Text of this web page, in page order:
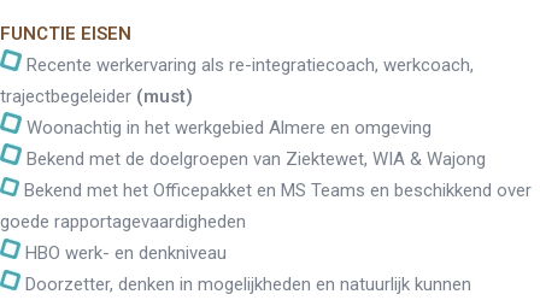
FUNCTIE EISEN
Recente werkervaring als re-integratiecoach, werkcoach,
trajectbegeleider (must)
Woonachtig in het werkgebied Almere en omgeving
Bekend met de doelgroepen van Ziektewet, WIA & Wajong
Bekend met het Officepakket en MS Teams en beschikkend over
goede rapportagevaardigheden
HBO werk- en denkniveau
Doorzetter, denken in mogelijkheden en natuurlijk kunnen